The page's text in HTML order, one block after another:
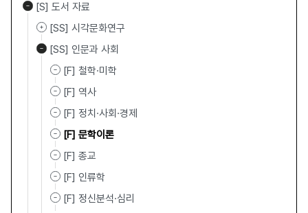
[S] 도서 자료
[SS] 시각문화연구
[SS] 인문과 사회
[F] 철학·미학
[F] 역사
[F] 정치·사회·경제
[F] 문학이론
[F] 종교
[F] 인류학
[F] 정신분석·심리